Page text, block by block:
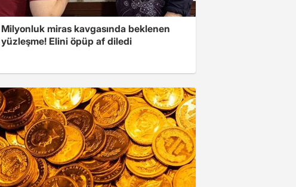
Milyonluk miras kavgasında beklenen
yüzleşme! Elini öpüp af diledi